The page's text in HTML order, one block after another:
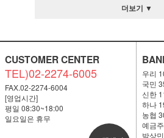
더보기 ▼
CUSTOMER CENTER
TEL)02-2274-6005
FAX.02-2274-6004
[영업시간]
평일 08:30~18:00
일요일은 휴무
우리
국민
신한
하나
농협
예금주
박상